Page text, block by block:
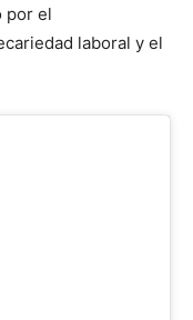
por el
laboral y el